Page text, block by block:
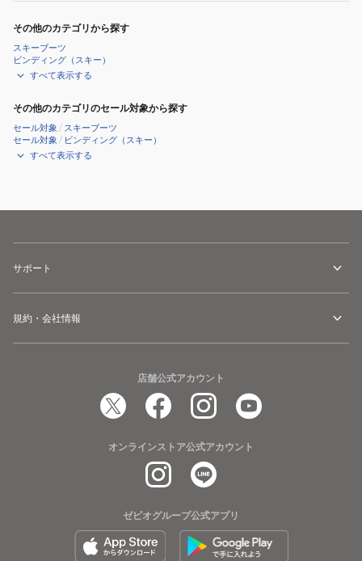
その他のカテゴリから探す
スキーブーツ
ビンディング（スキー）
すべて表示する
その他のカテゴリのセール対象から探す
セール対象 / スキーブーツ
セール対象 / ビンディング（スキー）
すべて表示する
サポート
規約・会社情報
店舗公式アカウント
オンラインストア公式アカウント
ゼビオグループ公式アプリ